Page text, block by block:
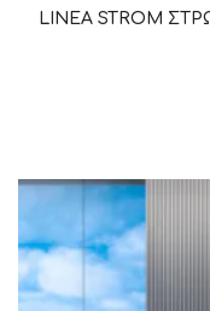
LINEA STROM